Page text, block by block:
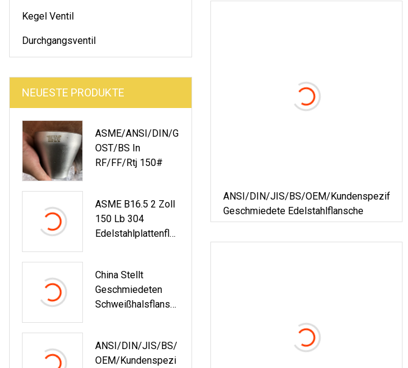
Kegel Ventil
Durchgangsventil
NEUESTE PRODUKTE
ASME/ANSI/DIN/G
OST/BS In
RF/FF/Rtj 150#
ASME B16.5 2 Zoll
150 Lb 304
Edelstahlplattenflan
China Stellt
Geschmiedeten
Schweißhalsflansc
Offstahl Her
ANSI/DIN/JIS/BS/
OEM/kundenspezi
ANSI/DIN/JIS/BS/OEM/kundenspezifische
Geschmiedete Edelstahlflansche